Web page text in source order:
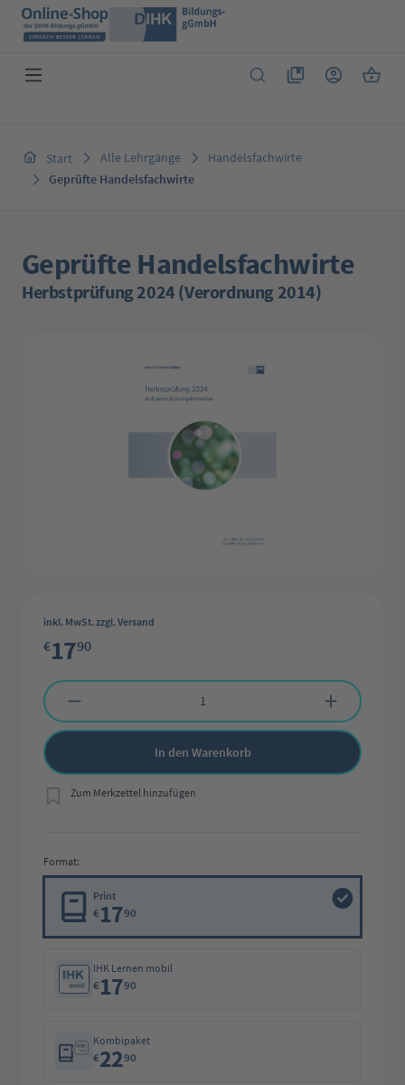
Zum Hauptinhalt springen
Du hast 0 Produkte
Start Alle Lehrgänge
Handelsfachwirte
Geprüfte Handelsfachwirte
Geprüfte Handelsfachwirte
Herbstprüfung 2024 (Verordnung 2014)
inkl. MwSt. zzgl. Versand
€1790
Produkt Anzahl: Gib den gewünschten Wert ein oder benutze die
In den Warenkorb
Zum Merkzettel hinzufügen
Format:
Print
€1790
IHK Lernen mobil
€1790
Kombipaket
€2290